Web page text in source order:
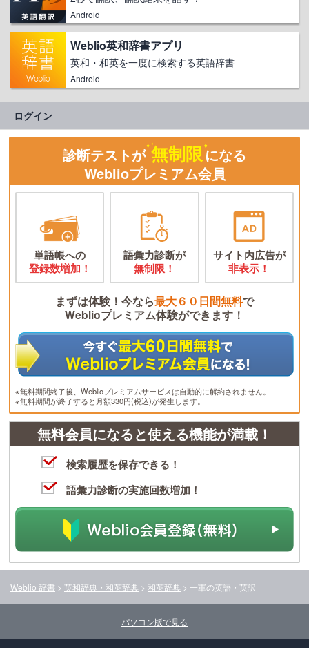
Android
Weblio英和辞書アプリ
英和・和英を一度に検索する英語辞書
Android
ログイン
診断テストが 無制限になる
Weblioプレミアム会員
単語帳への
登録数増加！
語彙力診断が
無制限！
サイト内広告が
非表示！
まずは体験！今なら最大６０日間無料で
Weblioプレミアム体験ができます！
※無料期間終了後、Weblioプレミアムサービスは自動的に解約されません。
※無料期間が終了すると月額330円(税込)が発生します。
無料会員になると使える機能が満載！
検索履歴を保存できる！
語彙力診断の実施回数増加！
Weblio 辞書 > 英和辞典・和英辞典 > 和英辞典 > 一軍の英語・英訳
パソコン版で見る